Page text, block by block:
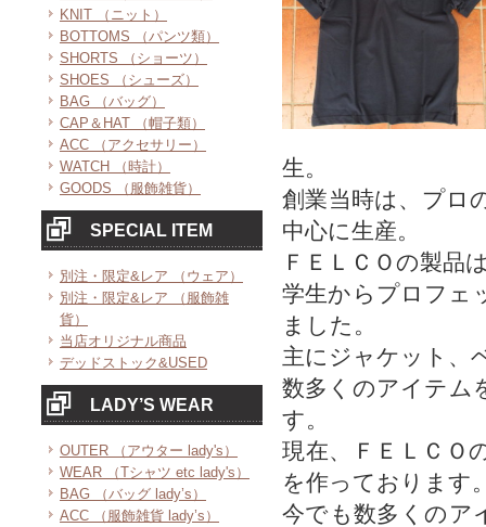
KNIT （ニット）
BOTTOMS （パンツ類）
SHORTS （ショーツ）
SHOES （シューズ）
BAG （バッグ）
CAP＆HAT （帽子類）
ACC （アクセサリー）
WATCH （時計）
GOODS （服飾雑貨）
SPECIAL ITEM
別注・限定&レア （ウェア）
別注・限定&レア （服飾雑
貨）
当店オリジナル商品
デッドストック&USED
LADY’S WEAR
OUTER （アウター lady's）
WEAR （Tシャツ etc lady's）
BAG （バッグ lady’s）
ACC （服飾雑貨 lady’s）
生。
創業当時は、プロ
中心に生産。
ＦＥＬＣＯの製品
学生からプロフェ
ました。
主にジャケット、
数多くのアイテム
す。
現在、ＦＥＬＣＯ
を作っております
今でも数多くのア